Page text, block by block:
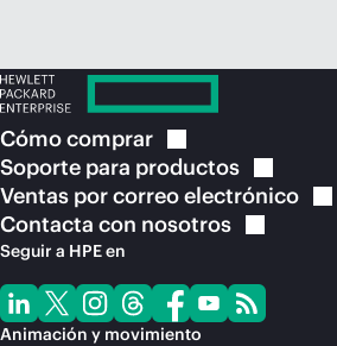
Cómocomprar
Soporte para productos
Ventas por correoelectrónico
Contacta con nosotros
Seguir a HPE en
Animación y movimiento